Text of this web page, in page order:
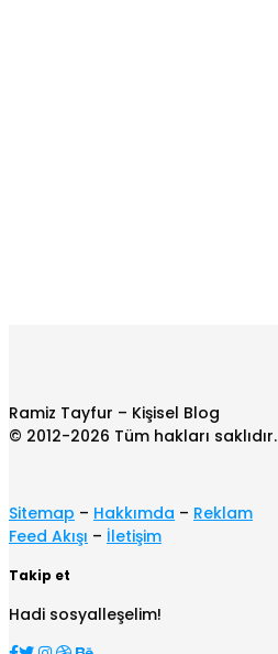
Ramiz Tayfur – Kişisel Blog
© 2012-2026 Tüm hakları saklıdır.
Sitemap – Hakkımda – Reklam
Feed Akışı – İletişim
Takip et
Hadi sosyalleşelim!